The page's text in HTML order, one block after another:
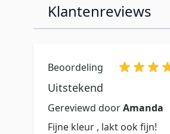
Klantenreviews
Beoordeling
Uitstekend
Gereviewd doorAmanda
Fijne kleur , lakt ook fijn!